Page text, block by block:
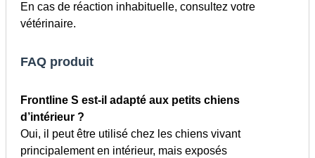
En cas de réaction inhabituelle, consultez votre
vétérinaire.
FAQ produit
Frontline S est-il adapté aux petits chiens
d’intérieur ?
Oui, il peut être utilisé chez les chiens vivant
principalement en intérieur, mais exposés